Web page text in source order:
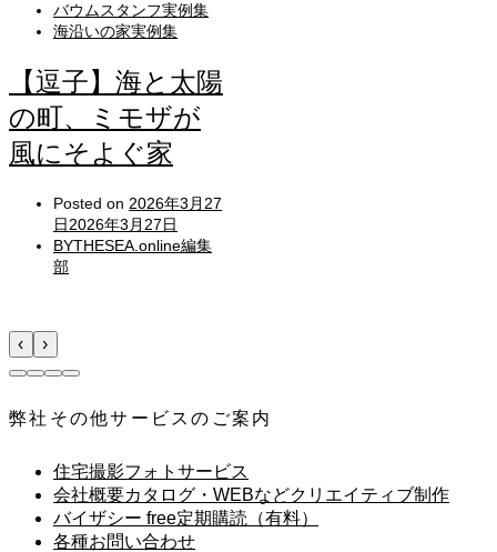
バウムスタンフ実例集
海沿いの家実例集
【逗子】海と太陽
の町、ミモザが
風にそよぐ家
Posted on 2026年3月27
日2026年3月27日
BYTHESEA.online編集
部
‹ ›
弊社その他サービスのご案内
住宅撮影フォトサービス
会社概要カタログ・WEBなどクリエイティブ制作
バイザシー free定期購読（有料）
各種お問い合わせ